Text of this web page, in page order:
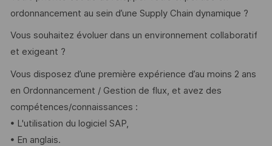
ordonnancement au sein d’une Supply Chain dynamique ?
Vous souhaitez évoluer dans un environnement collaboratif
et exigeant ?
Vous disposez d’une première expérience d’au moins 2 ans
en Ordonnancement / Gestion de flux, et avez des
compétences/connaissances :
• L'utilisation du logiciel SAP,
• En anglais.